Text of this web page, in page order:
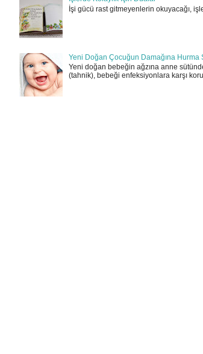
İşi gücü rast gitmeyenlerin okuyacağı,
Yeni Doğan Çocuğun Damağına Hurma
Yeni doğan bebeğin ağzına anne
(tahnik), bebeği enfeksiyonlara karşı